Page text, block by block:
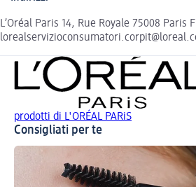
L’Oréal Paris 14, Rue Royale 75008 Paris
prodotti di L'ORÉAL PARiS
Consigliati per te